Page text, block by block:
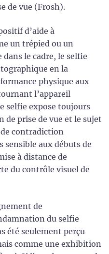
de vue (Frosh).
d’aide à
un trépied ou un
le cadre, le selfie
en la
physique aux
l’appareil
selfie expose toujours
prise de vue et le sujet
contradiction
sensible aux débuts de
à distance de
du contrôle visuel de
de
du selfie
été seulement perçu
comme une exhibition